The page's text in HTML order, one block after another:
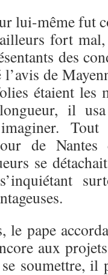
même fut
fort
des
de
étaient
il
de
se
pape
aux
soumettre, il